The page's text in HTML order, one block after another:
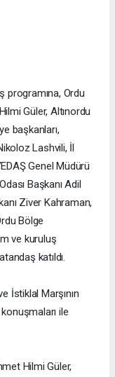
programına, Ordu
Güler, Altınordu
başkanları,
Lashvili, İl
Genel Müdürü
Başkanı Adil
Ziver Kahraman,
Bölge
ve kuruluş
katıldı.
İstiklal Marşının
ile
Hilmi Güler,